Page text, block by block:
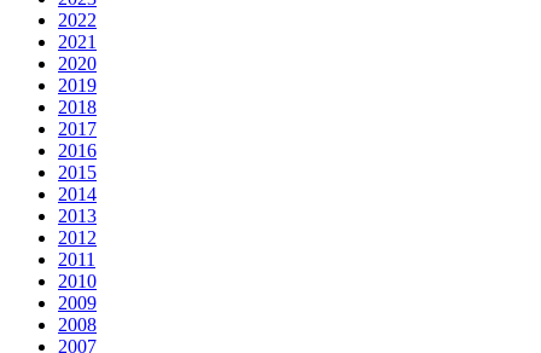
2022
2021
2020
2019
2018
2017
2016
2015
2014
2013
2012
2011
2010
2009
2008
2007